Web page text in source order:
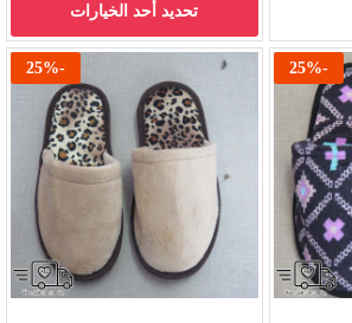
تحديد أحد الخيارات
-
25%
-
25%